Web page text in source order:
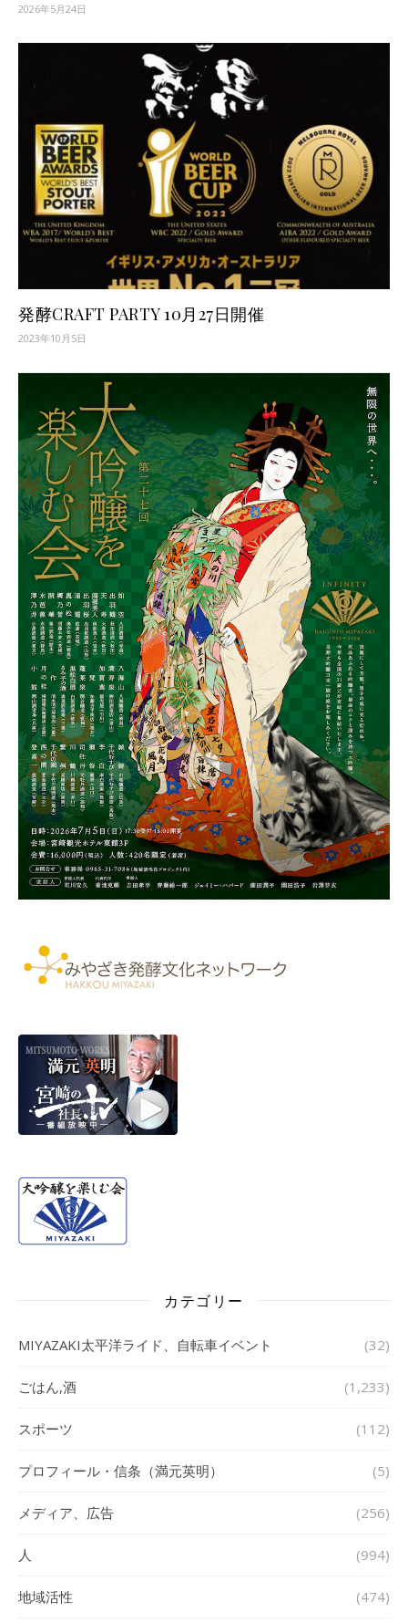
2026年5月24日
発酵CRAFT PARTY 10月27日開催
2023年10月5日
カテゴリー
MIYAZAKI太平洋ライド、自転車イベント (32)
ごはん,酒 (1,233)
スポーツ (112)
プロフィール・信条（満元英明） (5)
メディア、広告 (256)
人 (994)
地域活性 (474)